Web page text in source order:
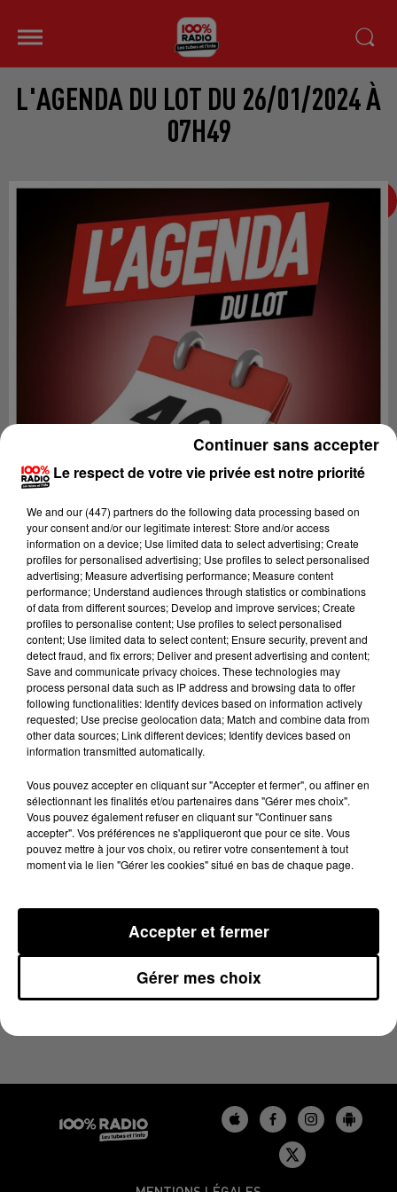
L'AGENDA DU LOT DU 26/01/2024 À
07H49
Lecture (1 min 14 sec)
100%
26 janvier 2024 - 1 min 14 sec
L'AGENDA DU LOT DU 26/01/2024 À 07H49
Le respect de votre vie privée est notre priorité
We and our (447) partnersdo the following data processing based on
your consent and/or our legitimate interest: Store and/or access
information on a device; Use limited data to select advertising; Create
profiles for personalised advertising; Use profiles to select personalised
advertising; Measure advertising performance; Measure content
performance; Understand audiences through statistics or combinations
of data from different sources; Develop and improve services; Create
profiles to personalise content; Use profiles to select personalised
content; Use limited data to select content; Ensure security, prevent and
detect fraud, and fix errors; Deliver and present advertising and content;
Save and communicate privacy choices. These technologies may
process personal data such as IP address and browsing data to offer
following functionalities: Identify devices based on information actively
requested; Use precise geolocation data; Match and combine data from
other data sources; Link different devices; Identify devices based on
information transmitted automatically.
Vous pouvez accepter en cliquant sur "Accepter et fermer", ou affiner en
sélectionnant les finalités et/ou partenaires dans "Gérer mes choix".
Vous pouvez également refuser en cliquant sur "Continuer sans
accepter". Vos préférences ne s'appliqueront que pour ce site. Vous
pouvez mettre à jour vos choix, ou retirer votre consentement à tout
moment via le lien "Gérer les cookies" situé en bas de chaque page.
Gérer mes choix
Accepter et fermer
Continuer sans accepter